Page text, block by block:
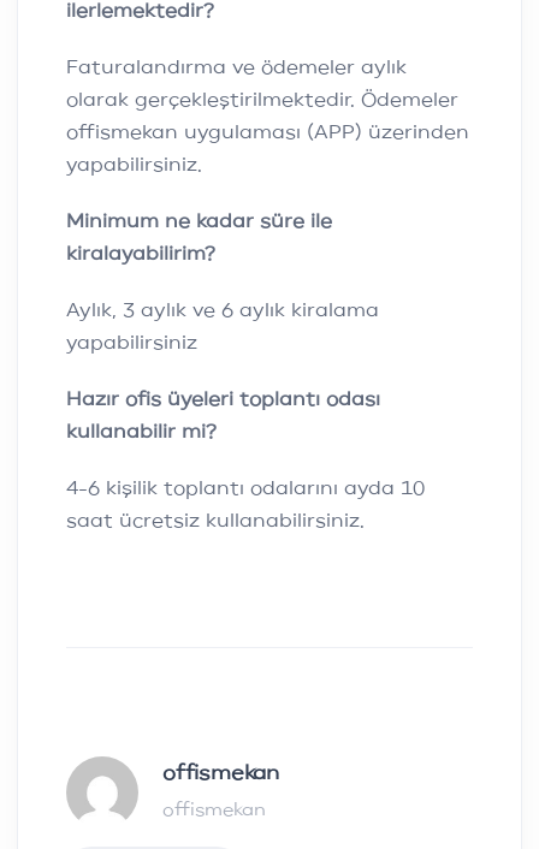
ilerlemektedir?
Faturalandırma ve ödemeler aylık
olarak gerçekleştirilmektedir. Ödemeler
offismekan uygulaması (APP) üzerinden
yapabilirsiniz.
Minimum ne kadar süre ile
kiralayabilirim?
Aylık, 3 aylık ve 6 aylık kiralama
yapabilirsiniz
Hazır ofis üyeleri toplantı odası
kullanabilir mi?
4-6 kişilik toplantı odalarını ayda 10
saat ücretsiz kullanabilirsiniz.
offismekan
offismekan